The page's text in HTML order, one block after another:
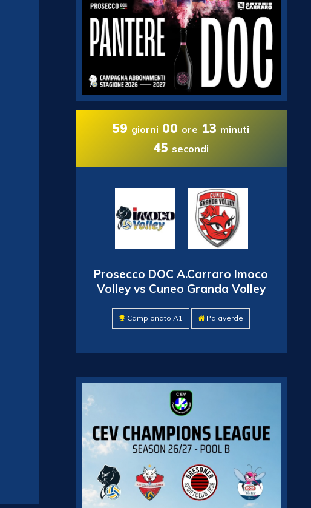
59 giorni 00 ore 13 minuti
44 secondi
Prosecco DOC A.Carraro Imoco
Volley vs Cuneo Granda Volley
Campionato A1 Palaverde